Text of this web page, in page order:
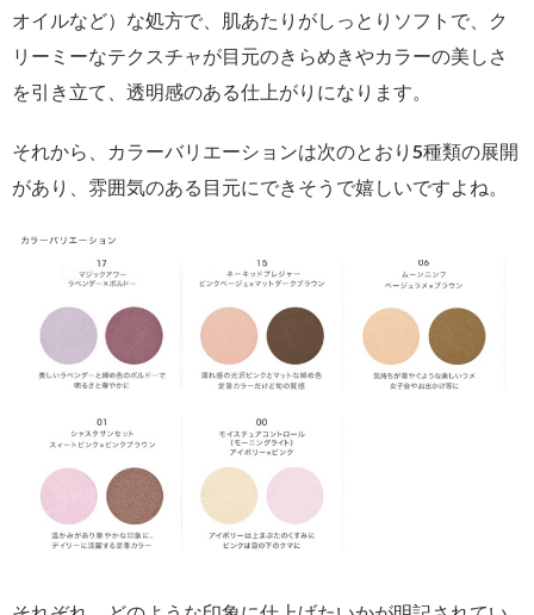
オイルなど）な処方で、肌あたりがしっとりソフトで、ク
リーミーなテクスチャが目元のきらめきやカラーの美しさ
を引き立て、透明感のある仕上がりになります。
それから、カラーバリエーションは次のとおり5種類の展開
があり、雰囲気のある目元にできそうで嬉しいですよね。